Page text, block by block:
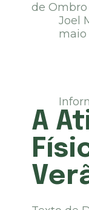
de
Joel
maio
A